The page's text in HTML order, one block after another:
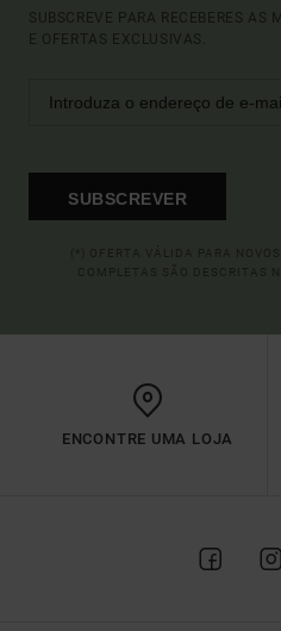
SUBSCREVE PARA RECEBERES AS
E OFERTAS EXCLUSIVAS.
SUBSCREVER
ENCONTRE UMA LOJA